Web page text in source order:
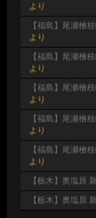
より
【福島】尾瀬檜
より
【福島】尾瀬檜
より
【福島】尾瀬檜
より
【福島】尾瀬檜
より
【福島】尾瀬檜
より
【栃木】奥塩原
【栃木】奥塩原